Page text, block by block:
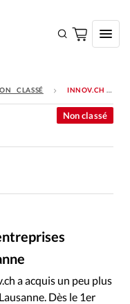
CLASSÉ INNOV.CH S’ÉTEND
Non classé
a acquis un peu plus
Dès le 1er